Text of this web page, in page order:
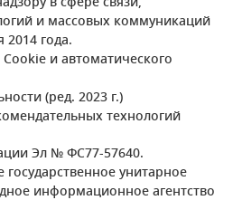
и массовых коммуникаций
2014 года.
и автоматического
(ред. 2023 г.)
технологий
Эл № ФС77-57640.
унитарное
информационное агентство